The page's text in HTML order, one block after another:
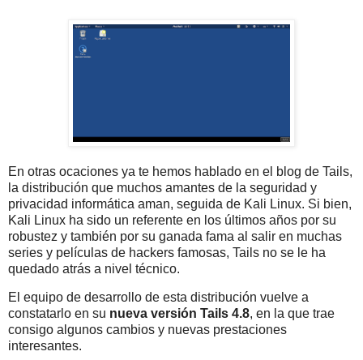
En otras ocaciones ya te hemos hablado en el blog de Tails,
la distribución que muchos amantes de la seguridad y
privacidad informática aman, seguida de Kali Linux. Si bien,
Kali Linux ha sido un referente en los últimos años por su
robustez y también por su ganada fama al salir en muchas
series y películas de hackers famosas, Tails no se le ha
quedado atrás a nivel técnico.
El equipo de desarrollo de esta distribución vuelve a
constatarlo en su nueva versión Tails 4.8, en la que trae
consigo algunos cambios y nuevas prestaciones
interesantes.